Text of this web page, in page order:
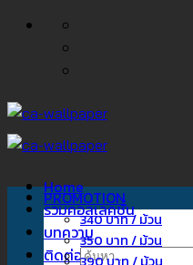
ข้าม
Home
รวมคอลเลคชั่น
บทความ
ติดต่อเรา
ค้นหา:
PROMOTION
340 บาท / ม้วน
350 บาท / ม้วน